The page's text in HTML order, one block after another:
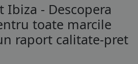
Ibiza - Descopera
toate marcile
raport calitate-pret